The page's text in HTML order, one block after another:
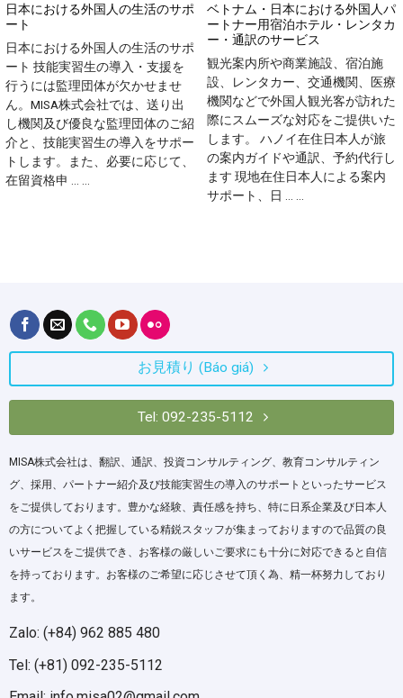
日本における外国人の生活のサポ
ート
日本における外国人の生活のサポ
ート 技能実習生の導入・支援を
行うには監理団体が欠かせませ
ん。MISA株式会社では、送り出
し機関及び優良な監理団体のご紹
介と、技能実習生の導入をサポー
トします。また、必要に応じて、
在留資格申 ... ...
ベトナム・日本における外国人パ
ートナー用宿泊ホテル・レンタカ
ー・通訳のサービス
観光案内所や商業施設、宿泊施
設、レンタカー、交通機関、医療
機関などで外国人観光客が訪れた
際にスムーズな対応をご提供いた
します。 ハノイ在住日本人が旅
の案内ガイドや通訳、予約代行し
ます 現地在住日本人による案内
サポート、日 ... ...
お見積り (Báo giá)
Tel: 092-235-5112
MISA株式会社は、翻訳、通訳、投資コンサルティング、教育コンサルティン
グ、採用、パートナー紹介及び技能実習生の導入のサポートといったサービス
をご提供しております。豊かな経験、責任感を持ち、特に日系企業及び日本人
の方についてよく把握している精鋭スタッフが集まっておりますので品質の良
いサービスをご提供でき、お客様の厳しいご要求にも十分に対応できると自信
を持っております。お客様のご希望に応じさせて頂く為、精一杯努力しており
ます。
Zalo: (+84) 962 885 480
Tel: (+81) 092-235-5112